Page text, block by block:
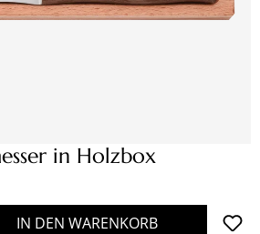
in Holzbox
Gib den gewünschten
IN DEN WARENKORB